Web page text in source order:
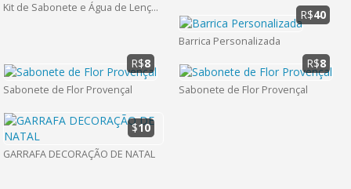
Kit de Sabonete e Água de Lençois
Barrica Personalizada
R$40
Sabonete de Flor Provençal
R$8
Sabonete de Flor Provençal
R$8
GARRAFA DECORAÇÃO DE NATAL
$10